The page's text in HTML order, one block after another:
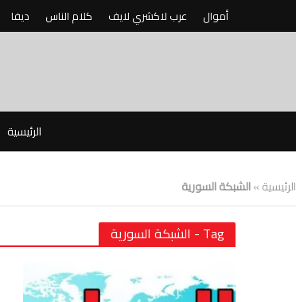
أموال عرب لاكشري لايف كلام الناس ديفا
الرئيسية
الرئيسية»الشبكة السورية
Tag - الشبكة السورية